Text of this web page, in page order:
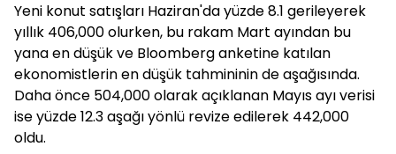
Yeni konut satışları Haziran'da yüzde 8.1 gerileyerek
yıllık 406,000 olurken, bu rakam Mart ayından bu
yana en düşük ve Bloomberg anketine katılan
ekonomistlerin en düşük tahmininin de aşağısında.
Daha önce 504,000 olarak açıklanan Mayıs ayı verisi
ise yüzde 12.3 aşağı yönlü revize edilerek 442,000
oldu.